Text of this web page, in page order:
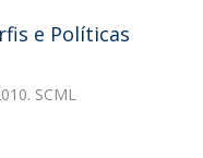
e Políticas
SCML